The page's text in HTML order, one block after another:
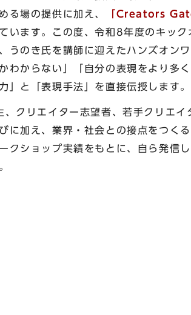
る場の提供に加え、
「Creators
います。この度、令和8年度のキッ
うのき氏を講師に迎えたハンズオン
わからない」「自分の表現をより多
」と「表現手法」を直接伝授します。
、クリエイター志望者、若手クリエイ
に加え、業界・社会との接点をつく
クショップ実績をもとに、自ら発信